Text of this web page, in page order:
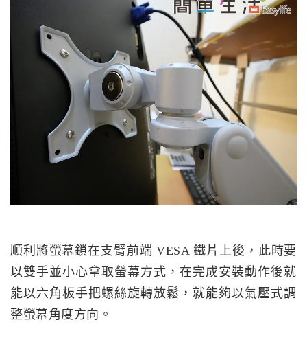
順利將螢幕鎖在支臂前端 VESA 鐵片上後，此時要
以雙手並小心拿取螢幕方式，在完成安裝動作後就
能以六角板手把螺絲旋轉放鬆，就能夠以氣壓式調
整螢幕角度方向。